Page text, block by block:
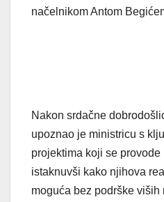
načelnikom Antom
Nakon srdačne
upoznao je ministricu s
projektima koji se
istaknuvši kako njihova
moguća bez podrške viših